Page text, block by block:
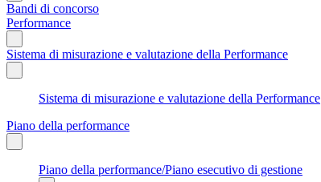
Bandi di concorso
Performance
Sistema di misurazione e valutazione della Performance
Sistema di misurazione e valutazione della Performance
Piano della performance
Piano della performance/Piano esecutivo di gestione